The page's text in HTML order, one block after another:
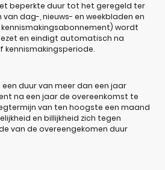
beperkte duur tot het geregeld ter
dag-, nieuws- en weekbladen en
wordt
en eindigt automatisch na
een duur van meer dan een jaar
na een jaar de overeenkomst te
van ten hoogste een maand
en billijkheid zich tegen
van de overeengekomen duur